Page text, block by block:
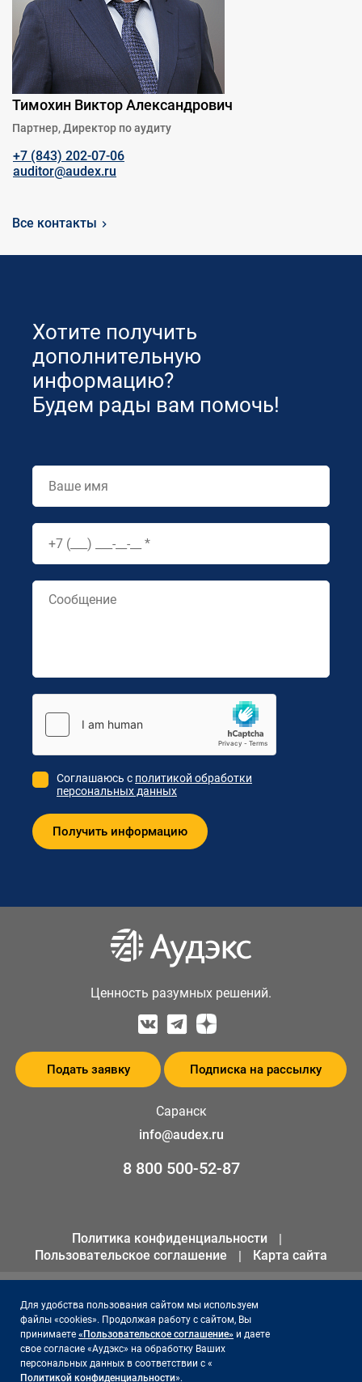
Тимохин Виктор Александрович
Партнер, Директор по аудиту
+7 (843) 202-07-06
auditor@audex.ru
Все контакты
Хотите получить
дополнительную
информацию?
Будем рады вам помочь!
Соглашаюсь с политикой обработки
персональных данных
Ценность разумных решений.
Подать заявку Подписка на рассылку
Саранск
info@audex.ru
8 800 500-52-87
Политика конфиденциальности
Пользовательское соглашение
Карта сайта
ИНН 1655301258
ОГРН 1141690066561
Для удобства пользования сайтом мы используем
файлы «cookies». Продолжая работу с сайтом, Вы
принимаете «Пользовательское соглашение» и даете
свое согласие «Аудэкс» на обработку Ваших
персональных данных в соответствии с «
Политикой конфиденциальности».